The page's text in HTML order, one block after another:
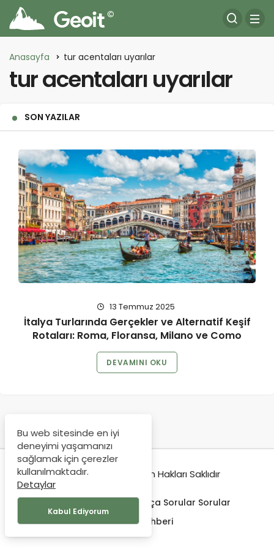
Anasayfa tur acentaları uyarılar
tur acentaları uyarılar
SON YAZILAR
13 Temmuz 2025
İtalya Turlarında Gerçekler ve Alternatif Keşif
Rotaları: Roma, Floransa, Milano ve Como
DEVAMINI OKU
© Copyright 2019, Tüm Hakları Saklıdır
Sıkça Sorular Sorular
Seyehat Rehberi
Bu web sitesinde en iyi
deneyimi yaşamanızı
sağlamak için çerezler
kullanılmaktadır.
Detaylar
Kabul Ediyorum